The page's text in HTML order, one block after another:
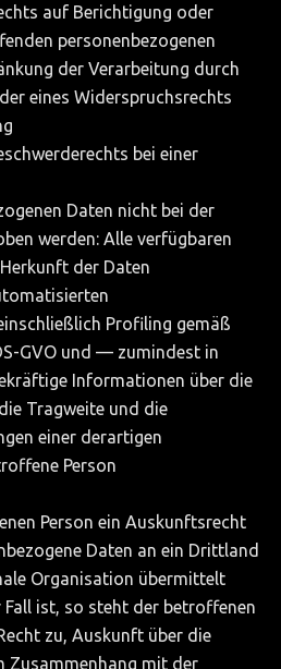
auf Berichtigung oder
personenbezogenen
der Verarbeitung durch
eines Widerspruchsrechts
bei einer
Daten nicht bei der
werden: Alle verfügbaren
der Daten
Profiling gemäß
GVO und — zumindest in
Informationen über die
Tragweite und die
einer derartigen
Person
Person ein Auskunftsrecht
Daten an ein Drittland
Organisation übermittelt
ist, so steht der betroffenen
zu, Auskunft über die
Zusammenhang mit der